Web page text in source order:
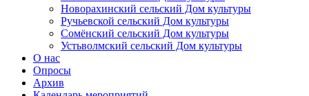
Новорахинский сельский Дом культуры
Ручьевской сельский Дом культуры
Сомёнский сельский Дом культуры
Устьволмский сельский Дом культуры
О нас
Опросы
Архив